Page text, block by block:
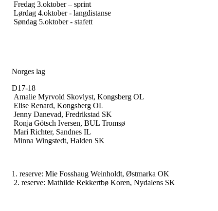
Fredag 3.oktober – sprint
Lørdag 4.oktober - langdistanse
Søndag 5.oktober - stafett
Norges lag
D17-18
Amalie Myrvold Skovlyst, Kongsberg OL
Elise Renard, Kongsberg OL
Jenny Danevad, Fredrikstad SK
Ronja Götsch Iversen, BUL Tromsø
Mari Richter, Sandnes IL
Minna Wingstedt, Halden SK
1. ‎reserve: Mie Fosshaug Weinholdt, Østmarka OK
2. reserve: Mathilde Rekkertbø Koren, Nydalens SK